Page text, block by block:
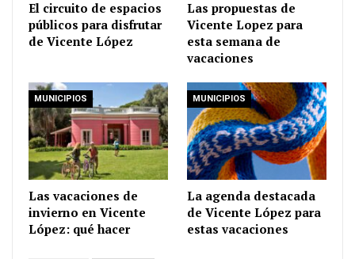
El circuito de espacios
públicos para disfrutar
de Vicente López
Las propuestas de
Vicente Lopez para
esta semana de
vacaciones
MUNICIPIOS
Las vacaciones de
invierno en Vicente
López: qué hacer
MUNICIPIOS
La agenda destacada
de Vicente López para
estas vacaciones